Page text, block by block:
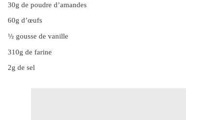
30g de poudre d’amandes
60g d’œufs
½ gousse de vanille
310g de farine
2g de sel